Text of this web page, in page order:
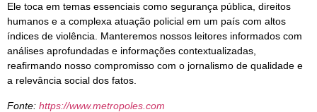
Ele toca em temas essenciais como segurança pública, direitos
humanos e a complexa atuação policial em um país com altos
índices de violência. Manteremos nossos leitores informados com
análises aprofundadas e informações contextualizadas,
reafirmando nosso compromisso com o jornalismo de qualidade e
a relevância social dos fatos.
Fonte: https://www.metropoles.com